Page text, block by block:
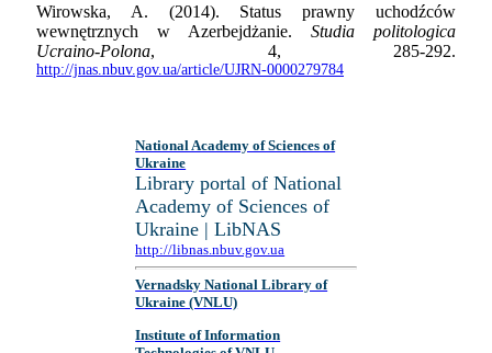
Wirowska, A. (2014). Status prawny uchodźców
wewnętrznych w Azerbejdżanie. Studia politologica
Ucraino-Polona, 4, 285-292.
http://jnas.nbuv.gov.ua/article/UJRN-0000279784
National Academy of Sciences of
Ukraine
Library portal of National
Academy of Sciences of
Ukraine | LibNAS
http://libnas.nbuv.gov.ua
Vernadsky National Library of
Ukraine (VNLU)
Institute of Information